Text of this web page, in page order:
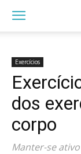
Exercícios
dos
corpo
Manter-se